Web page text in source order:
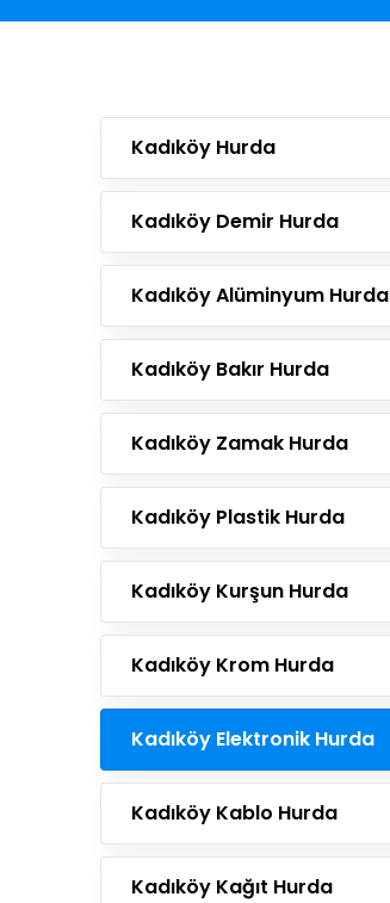
Kadıköy Hurda
Kadıköy Demir Hurda
Kadıköy Alüminyum Hurda
Kadıköy Bakır Hurda
Kadıköy Zamak Hurda
Kadıköy Plastik Hurda
Kadıköy Kurşun Hurda
Kadıköy Krom Hurda
Kadıköy Elektronik Hurda
Kadıköy Kablo Hurda
Kadıköy Kağıt Hurda